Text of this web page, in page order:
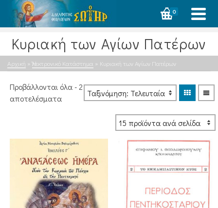
0
Κυριακή των Αγίων Πατέρων
Αρχική » Ἠλεκτρονικό Κατάστημα » Κυριακή των Αγίων Πατέρων
Προβάλλονται όλα - 2
αποτελέσματαSorted